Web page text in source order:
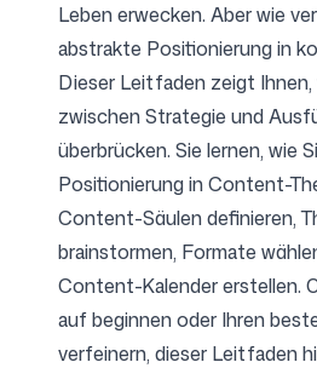
Blog
Preise
Support
Leben erwecken. Aber wie
abstrakte Positionierung in
Dieser Leitfaden zeigt Ihnen,
zwischen Strategie und
überbrücken. Sie lernen, wie
Positionierung in Content-
Content-Säulen definieren,
brainstormen, Formate
Content-Kalender erstellen.
auf beginnen oder Ihren
verfeinern, dieser Leitfaden